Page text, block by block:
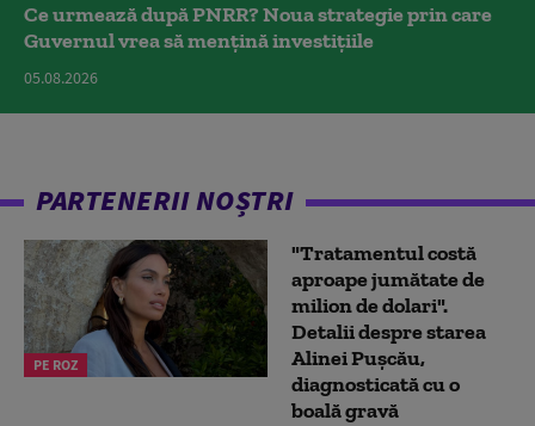
Ce urmează după PNRR? Noua strategie prin care
Guvernul vrea să mențină investițiile
05.08.2026
PARTENERII NOȘTRI
PE ROZ
"Tratamentul costă
aproape jumătate de
milion de dolari".
Detalii despre starea
Alinei Pușcău,
diagnosticată cu o
boală gravă